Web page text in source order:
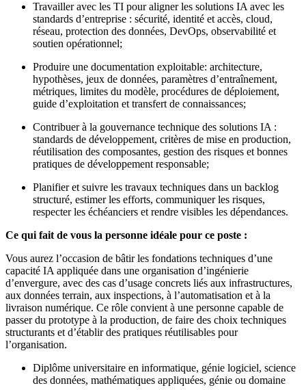
Travailler avec les TI pour aligner les solutions IA avec les
standards d’entreprise : sécurité, identité et accès, cloud,
réseau, protection des données, DevOps, observabilité et
soutien opérationnel;
Produire une documentation exploitable: architecture,
hypothèses, jeux de données, paramètres d’entraînement,
métriques, limites du modèle, procédures de déploiement,
guide d’exploitation et transfert de connaissances;
Contribuer à la gouvernance technique des solutions IA :
standards de développement, critères de mise en production,
réutilisation des composantes, gestion des risques et bonnes
pratiques de développement responsable;
Planifier et suivre les travaux techniques dans un backlog
structuré, estimer les efforts, communiquer les risques,
respecter les échéanciers et rendre visibles les dépendances.
Ce qui fait de vous la personne idéale pour ce poste :
Vous aurez l’occasion de bâtir les fondations techniques d’une
capacité IA appliquée dans une organisation d’ingénierie
d’envergure, avec des cas d’usage concrets liés aux infrastructures,
aux données terrain, aux inspections, à l’automatisation et à la
livraison numérique. Ce rôle convient à une personne capable de
passer du prototype à la production, de faire des choix techniques
structurants et d’établir des pratiques réutilisables pour
l’organisation.
Diplôme universitaire en informatique, génie logiciel, science
des données, mathématiques appliquées, génie ou domaine